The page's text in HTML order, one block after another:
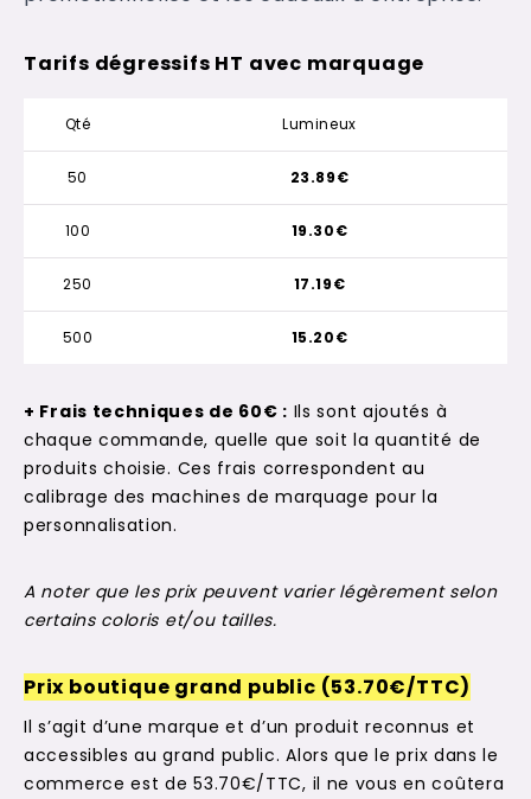
Tarifs dégressifs HT avec marquage
Qté Lumineux
50
100
250
500
23.89€
19.30€
17.19€
15.20€
+ Frais techniques de 60€ : Ils sont ajoutés à
chaque commande, quelle que soit la quantité de
produits choisie. Ces frais correspondent au
calibrage des machines de marquage pour la
personnalisation.
A noter que les prix peuvent varier légèrement selon
certains coloris et/ou tailles.
Prix boutique grand public (53.70€/TTC)
Il s’agit d’une marque et d’un produit reconnus et
accessibles au grand public. Alors que le prix dans le
commerce est de 53.70€/TTC, il ne vous en coûtera